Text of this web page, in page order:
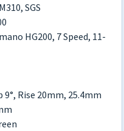
SGS
HG200, 7 Speed, 11-
9°, Rise 20mm, 25.4mm